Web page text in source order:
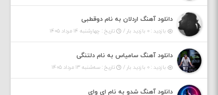
دانلود آهنگ اردلان به نام دوقطبی
بازدید : ۰ بازدید بار / تاریخ : چهارشنبه ۱۴ مرداد ۱۴۰۵
دانلود آهنگ سامیاس به نام دلتنگی
بازدید : ۰ بازدید بار / تاریخ : سه‌شنبه ۱۳ مرداد ۱۴۰۵
دانلود آهنگ شدو به نام ای وای